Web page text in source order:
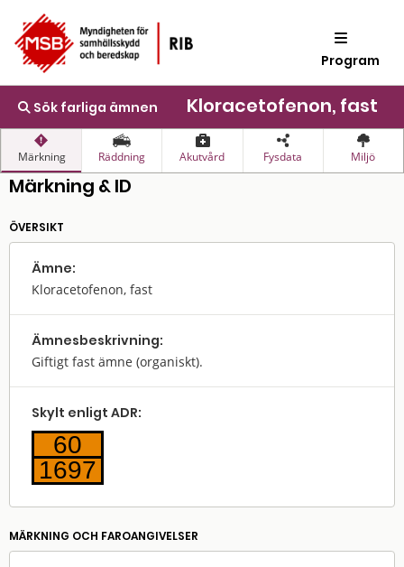
Program
Sök farliga ämnen Kloracetofenon, fast
Märkning Räddning Akutvård Fysdata Miljö
Märkning & ID
ÖVERSIKT
Ämne:
Kloracetofenon, fast
Ämnes­beskrivning:
Giftigt fast ämne (organiskt).
Skylt enligt ADR:
60
1697
MÄRKNING OCH FAROANGIVELSER